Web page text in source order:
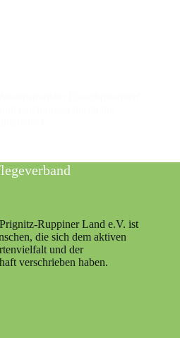
Ruppiner Land e.V. ist
die sich dem aktiven
und der
verschrieben haben.